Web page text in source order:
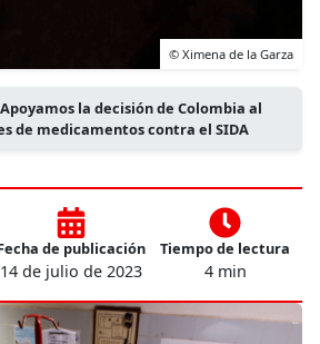
© Ximena de la Garza
Apoyamos la decisión de Colombia al
de medicamentos contra el SIDA
de publicación
14 de julio de 2023
Tiempo de lectura
4 min